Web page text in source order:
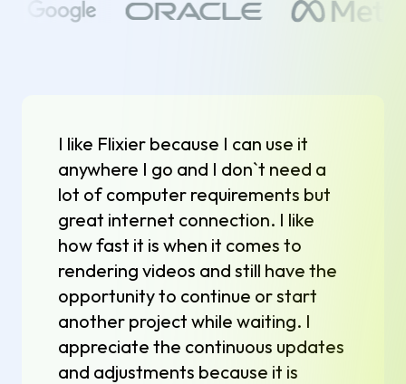
I like Flixier because I can use it
anywhere I go and I don`t need a
lot of computer requirements but
great internet connection. I like
how fast it is when it comes to
rendering videos and still have the
opportunity to continue or start
another project while waiting. I
appreciate the continuous updates
and adjustments because it is